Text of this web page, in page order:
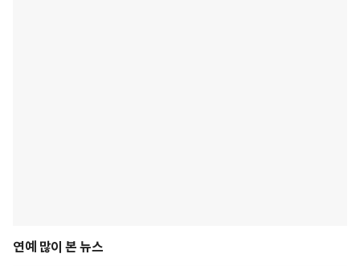
연예 많이 본 뉴스